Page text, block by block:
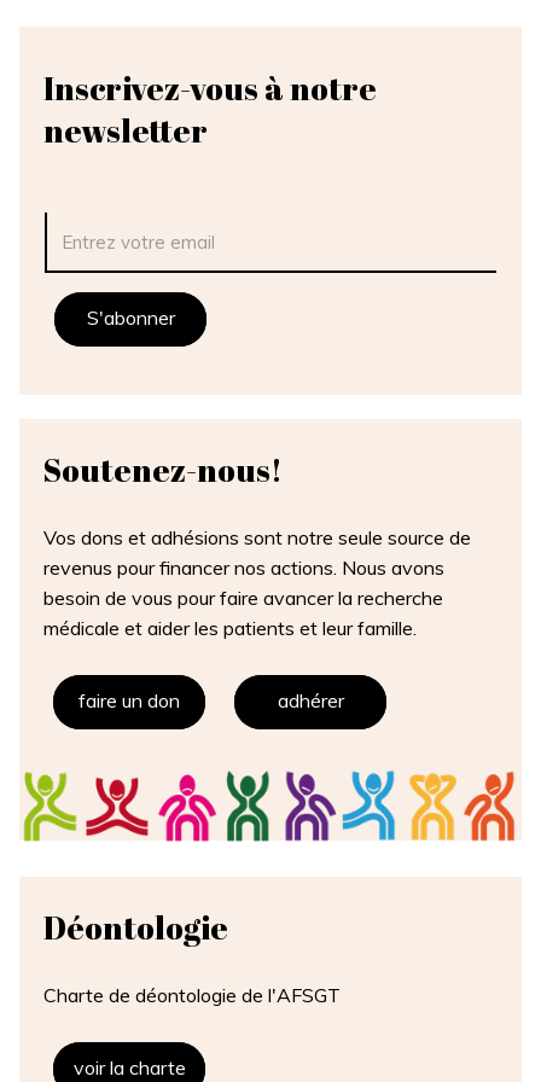
Inscrivez-vous à notre
newsletter
Soutenez-nous!
Vos dons et adhésions sont notre seule source de
revenus pour financer nos actions. Nous avons
besoin de vous pour faire avancer la recherche
médicale et aider les patients et leur famille.
faire un don adhérer
Déontologie
Charte de déontologie de l'AFSGT
voir la charte